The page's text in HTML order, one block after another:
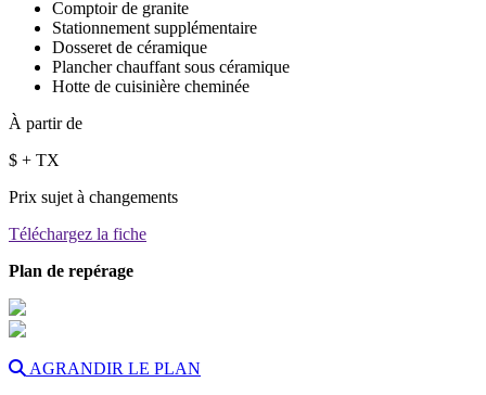
Comptoir de granite
Stationnement supplémentaire
Dosseret de céramique
Plancher chauffant sous céramique
Hotte de cuisinière cheminée
À partir de
$ + TX
Prix sujet à changements
Téléchargez la fiche
Plan de repérage
AGRANDIR LE PLAN